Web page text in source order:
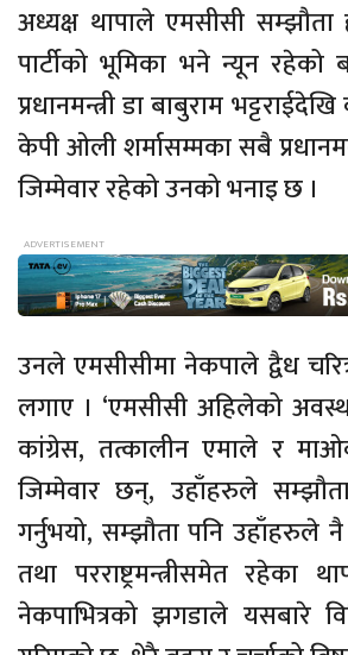
अध्यक्ष थापाले एमसीसी सम्झौता
पार्टीको भूमिका भने न्यून रहेको
प्रधानमन्त्री डा बाबुराम भट्टराईदेखि
केपी ओली शर्मासम्मका सबै
जिम्मेवार रहेको उनको भनाइ छ ।
उनले एमसीसीमा नेकपाले द्वैध
लगाए । ‘एमसीसी अहिलेको
कांग्रेस, तत्कालीन एमाले र
जिम्मेवार छन्, उहाँहरुले
गर्नुभयो, सम्झौता पनि उहाँहरुले नै
तथा परराष्ट्रमन्त्रीसमेत रहेका
नेकपाभित्रको झगडाले यसबारे